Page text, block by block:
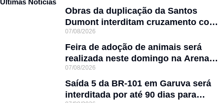
Últimas Notícias
Obras da duplicação da Santos
Dumont interditam cruzamento com
a rua Otto Nass
07/08/2026
Feira de adoção de animais será
realizada neste domingo na Arena
Joinville
07/08/2026
Saída 5 da BR-101 em Garuva será
interditada por até 90 dias para